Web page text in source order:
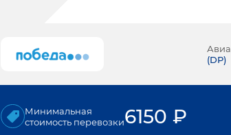
(DP)
Минимальная
стоимость перевозки6150 ₽